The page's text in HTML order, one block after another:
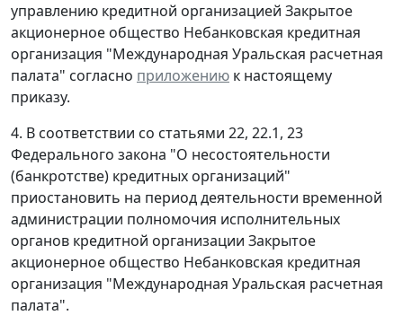
управлению кредитной организацией Закрытое
акционерное общество Небанковская кредитная
организация "Международная Уральская расчетная
палата" согласно приложению к настоящему
приказу.
4. В соответствии со статьями 22, 22.1, 23
Федерального закона "О несостоятельности
(банкротстве) кредитных организаций"
приостановить на период деятельности временной
администрации полномочия исполнительных
органов кредитной организации Закрытое
акционерное общество Небанковская кредитная
организация "Международная Уральская расчетная
палата".